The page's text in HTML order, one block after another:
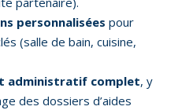
personnalisées pour
(salle de bain, cuisine,
administratif complet, y
des dossiers d’aides